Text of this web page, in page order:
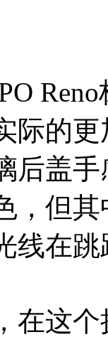
际的
后盖
，但
线在
在这